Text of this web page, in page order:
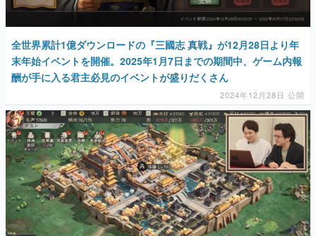
末年始イベントを開催。2025年1月7日までの期間中、ゲーム内報
酬が手に入る君主必見のイベントが盛りだくさん
2024年12月28日 公開